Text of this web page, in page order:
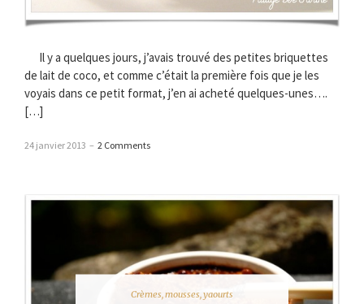
Il y a quelques jours, j’avais trouvé des petites briquettes
de lait de coco, et comme c’était la première fois que je les
voyais dans ce petit format, j’en ai acheté quelques-unes….
[…]
24 janvier 2013 – 2 Comments
Crèmes, mousses, yaourts